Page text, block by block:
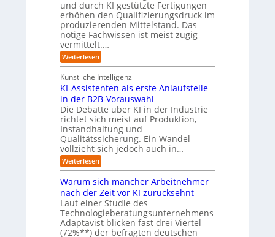
r
m
ö
g
l
i
c
h
e
n
s
o
m
w
a
r
e
-
G
e
f
a
h
r
t
e
c
h
e
r
(
u
n
d
u
n
b
e
q
u
e
m
e
r
)
B
l
i
c
k
a
u
f
und durch KI gestützte Fertigungen
erhöhen den Qualifizierungsdruck im
produzierenden Mittelstand. Das
nötige Fachwissen ist meist zügig
vermittelt.…
Weiterlesen:
L
r
n
e
n
m
u
s
s
a
u
c
A
b
l
ä
u
f
Künstliche Intelligenz
KI-Assistenten als erste Anlaufstelle
in der B2B-Vorauswahl
Die Debatte über KI in der Industrie
richtet sich meist auf Produktion,
Instandhaltung und
Qualitätssicherung. Ein Wandel
vollzieht sich jedoch auch in…
Weiterlesen:
K
-
A
s
s
i
s
Warum sich mancher Arbeitnehmer
nach der Zeit vor KI zurücksehnt
Laut einer Studie des
Technologieberatungsunternehmens
Adaptavist blicken fast drei Viertel
(72%**) der befragten deutschen